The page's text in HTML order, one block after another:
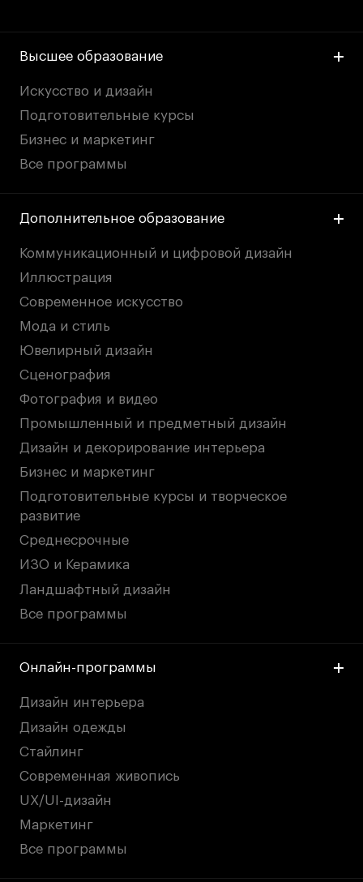
Высшее образование
Искусство и дизайн
Подготовительные курсы
Бизнес и маркетинг
Все программы
Дополнительное образование
Коммуникационный и цифровой дизайн
Иллюстрация
Современное искусство
Мода и стиль
Ювелирный дизайн
Сценография
Фотография и видео
Промышленный и предметный дизайн
Дизайн и декорирование интерьера
Бизнес и маркетинг
Подготовительные курсы и творческое
развитие
Среднесрочные
ИЗО и Керамика
Ландшафтный дизайн
Все программы
Онлайн-программы
Дизайн интерьера
Дизайн одежды
Стайлинг
Современная живопись
UX/UI-дизайн
Маркетинг
Все программы